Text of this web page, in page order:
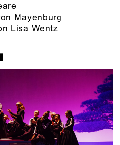
Mayenburg
Lisa Wentz